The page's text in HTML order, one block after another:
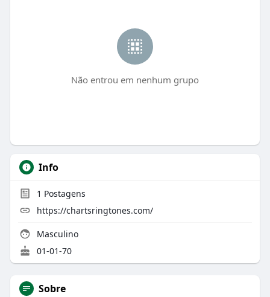
Não entrou em nenhum grupo
Info
1 Postagens
https://chartsringtones.com/
Masculino
01-01-70
Sobre